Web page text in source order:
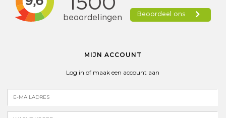
MIJN ACCOUNT
Log in of maak een account aan